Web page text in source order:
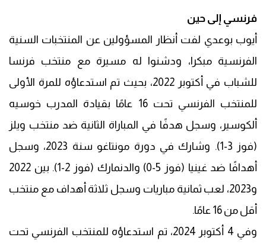
فرنسي إلى حين
أيوب بوعدي لفت أنظار المسؤولين عن المنتخبات السنية
الفرنسية مبكرا، ودشنوا له مسيرة مع منتخب فرنسا
للشباب في أكتوبر 2022، بحيث تم استدعاؤه للمرة الأولى
للمنتخب الفرنسي تحت 16 عامًا بقيادة المدرب خوسيه
ألكوسير، وسجل هدفًا في المباراة الثانية ضد منتخب ويلز
(فوز 3-1). وشارك في دورة مونتاغو سنة 2023، وسجل
أهدافًا ضد غينيا (فوز 5-0) والدنمارك (فوز 2-1). بين 2022
و2023، لعب ثمانية مباريات وسجل ثلاثة أهداف مع منتخب
أقل من 16 عامًا.
وفي 4 أكتوبر 2024، تم استدعاؤه للمنتخب الفرنسي تحت